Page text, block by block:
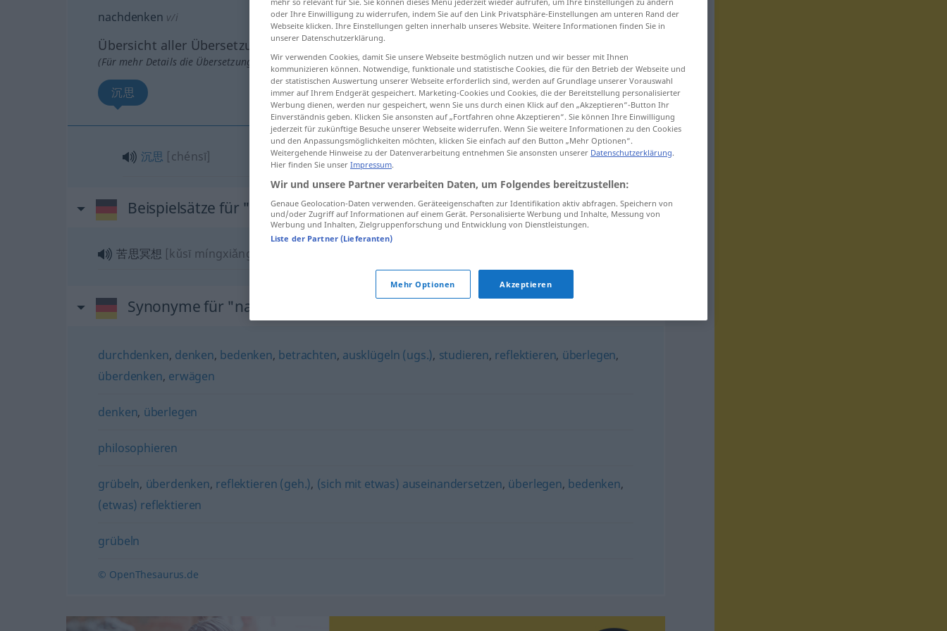
nachdenken v/i
Übersicht aller Übersetzungen
(Für mehr Details die Übersetzung anklicken/antippen)
沉思
沉思 [chénsī] nachdenken
Beispielsätze für "nachdenken"
苦思冥想 [kǔsī míngxiǎng]
Synonyme für "nachdenken"
durchdenken, denken, bedenken, betrachten, ausklügeln (ugs.), studieren, reflektieren, überlegen,
überdenken, erwägen
denken, überlegen
philosophieren
grübeln, überdenken, reflektieren (geh.), (sich mit etwas) auseinandersetzen, überlegen, bedenken,
(etwas) reflektieren
grübeln
© OpenThesaurus.de
oder Ihre Einwilligung zu widerrufen, indem Sie auf den Link Privatsphäre-Einstellungen am unteren Rand der
Webseite klicken. Ihre Einstellungen gelten innerhalb unseres Website. Weitere Informationen finden Sie in
unserer Datenschutzerklärung.
Wir verwenden Cookies, damit Sie unsere Webseite bestmöglich nutzen und wir besser mit Ihnen
kommunizieren können. Notwendige, funktionale und statistische Cookies, die für den Betrieb der Webseite und
der statistischen Auswertung unserer Webseite erforderlich sind, werden auf Grundlage unserer Vorauswahl
immer auf Ihrem Endgerät gespeichert. Marketing-Cookies und Cookies, die der Bereitstellung personalisierter
Werbung dienen, werden nur gespeichert, wenn Sie uns durch einen Klick auf den „Akzeptieren“-Button Ihr
Einverständnis geben. Klicken Sie ansonsten auf „Fortfahren ohne Akzeptieren“. Sie können Ihre Einwilligung
jederzeit für zukünftige Besuche unserer Webseite widerrufen. Wenn Sie weitere Informationen zu den Cookies
und den Anpassungsmöglichkeiten möchten, klicken Sie einfach auf den Button „Mehr Optionen“.
Weitergehende Hinweise zu der Datenverarbeitung entnehmen Sie ansonsten unserer Datenschutzerklärung.
Hier finden Sie unser Impressum.
Wir und unsere Partner verarbeiten Daten, um Folgendes bereitzustellen:
Genaue Geolocation-Daten verwenden. Geräteeigenschaften zur Identifikation aktiv abfragen. Speichern von
und/oder Zugriff auf Informationen auf einem Gerät. Personalisierte Werbung und Inhalte, Messung von
Werbung und Inhalten, Zielgruppenforschung und Entwicklung von Dienstleistungen.
Liste der Partner (Lieferanten)
Mehr Optionen Akzeptieren